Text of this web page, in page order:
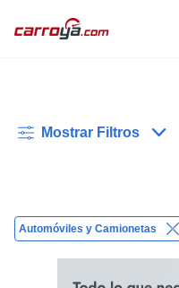
Mostrar Filtros
Automóviles y Camionetas